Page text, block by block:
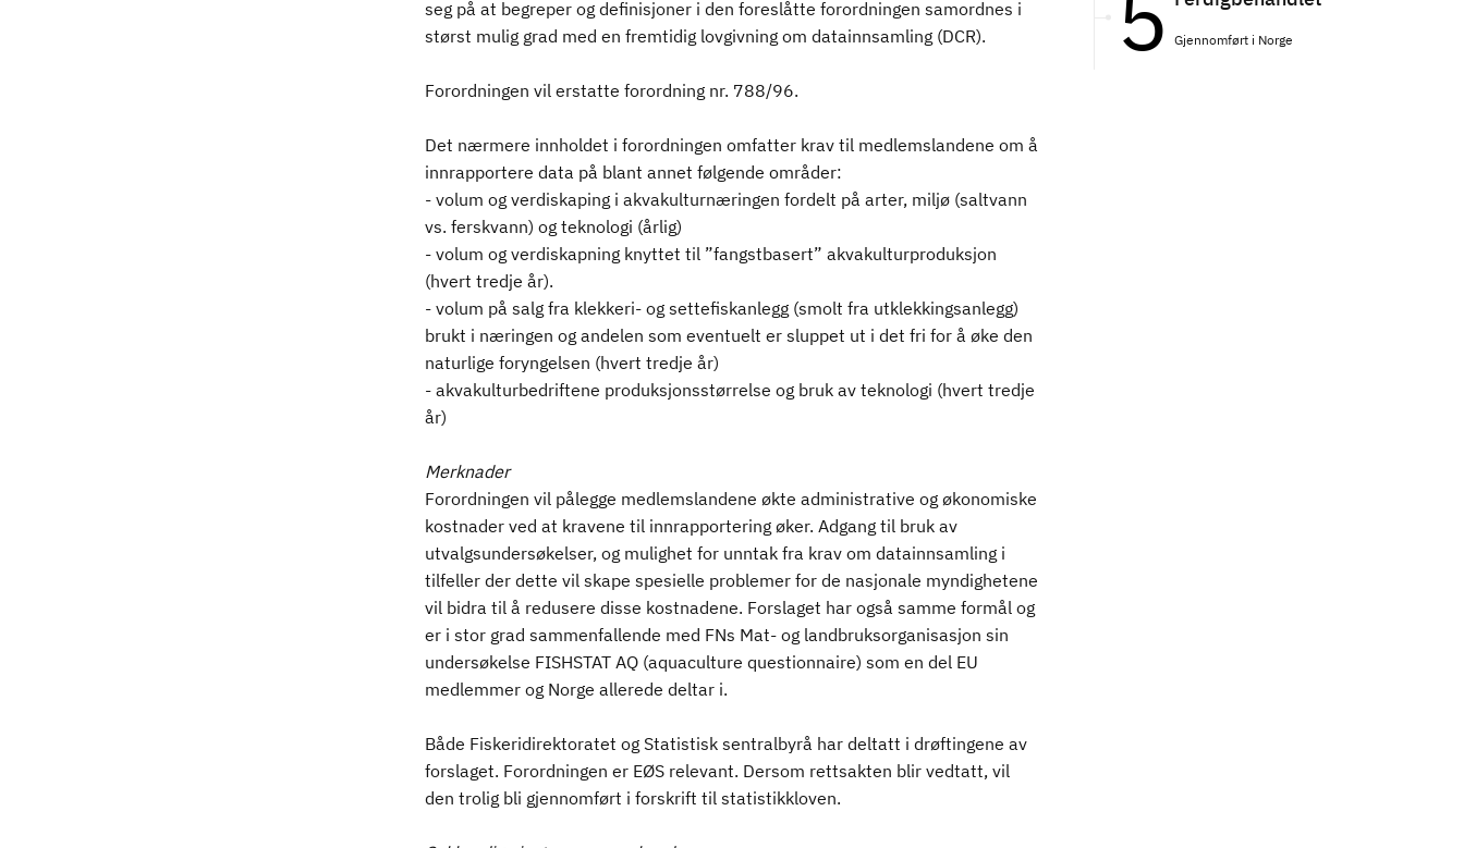
seg på at begreper og definisjoner i den foreslåtte forordningen samordnes i
størst mulig grad med en fremtidig lovgivning om datainnsamling (DCR).
Forordningen vil erstatte forordning nr. 788/96.
Det nærmere innholdet i forordningen omfatter krav til medlemslandene om å
innrapportere data på blant annet følgende områder:
- volum og verdiskaping i akvakulturnæringen fordelt på arter, miljø (saltvann
vs. ferskvann) og teknologi (årlig)
- volum og verdiskapning knyttet til ”fangstbasert” akvakulturproduksjon
(hvert tredje år).
- volum på salg fra klekkeri- og settefiskanlegg (smolt fra utklekkingsanlegg)
brukt i næringen og andelen som eventuelt er sluppet ut i det fri for å øke den
naturlige foryngelsen (hvert tredje år)
- akvakulturbedriftene produksjonsstørrelse og bruk av teknologi (hvert tredje
år)
Merknader
Forordningen vil pålegge medlemslandene økte administrative og økonomiske
kostnader ved at kravene til innrapportering øker. Adgang til bruk av
utvalgsundersøkelser, og mulighet for unntak fra krav om datainnsamling i
tilfeller der dette vil skape spesielle problemer for de nasjonale myndighetene
vil bidra til å redusere disse kostnadene. Forslaget har også samme formål og
er i stor grad sammenfallende med FNs Mat- og landbruksorganisasjon sin
undersøkelse FISHSTAT AQ (aquaculture questionnaire) som en del EU
medlemmer og Norge allerede deltar i.
Både Fiskeridirektoratet og Statistisk sentralbyrå har deltatt i drøftingene av
forslaget. Forordningen er EØS relevant. Dersom rettsakten blir vedtatt, vil
den trolig bli gjennomført i forskrift til statistikkloven.
Gjennomført i Norge